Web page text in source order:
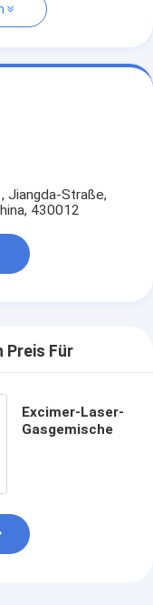
Jiangda-Straße,
430012
Preis Für
Excimer-Laser-
Gasgemische